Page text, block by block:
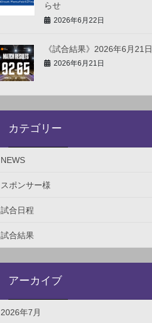
らせ
2026年6月22日
《試合結果》2026年6月21日
2026年6月21日
カテゴリー
NEWS
スポンサー様
試合日程
試合結果
アーカイブ
2026年7月